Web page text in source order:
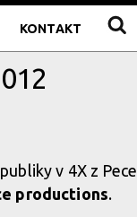
KONTAKT
v 4X z Pece
productions.